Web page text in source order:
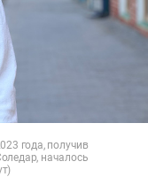
года, получив
началось